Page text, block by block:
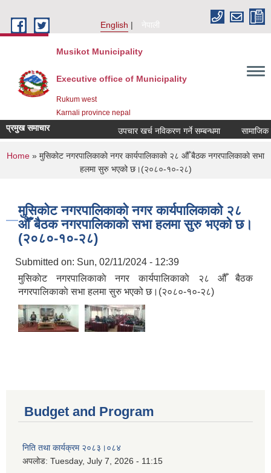
English
नेपाली
Musikot Municipality
Executive office of Municipality
Rukum west
Karnali province nepal
प्रमुख समाचार उपचार खर्च नविकरण गर्ने सम्बन्धमा
You are here
Home » मुसिकाेट नगरपालिकाकाे नगर कार्यपालिकाकाे २८ औँ बैठक नगरपालिकाकाे सभा
हलमा सुरु भएको छ।(२०८०-१०-२८)
मुसिकाेट नगरपालिकाकाे नगर कार्यपालिकाकाे २८
औँ बैठक नगरपालिकाकाे सभा हलमा सुरु भएको छ।
(२०८०-१०-२८)
Submitted on: Sun, 02/11/2024 - 12:39
मुसिकाेट नगरपालिकाकाे नगर कार्यपालिकाकाे २८ औँ बैठक
नगरपालिकाकाे सभा हलमा सुरु भएको छ।(२०८०-१०-२८)
Budget and Program
निति तथा कार्यक्रम २०८३।०८४
अपलोड: Tuesday, July 7, 2026 - 11:15